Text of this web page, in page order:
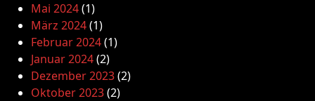
Mai 2024(1)
März 2024(1)
Februar 2024(1)
Januar 2024(2)
Dezember 2023(2)
Oktober 2023(2)